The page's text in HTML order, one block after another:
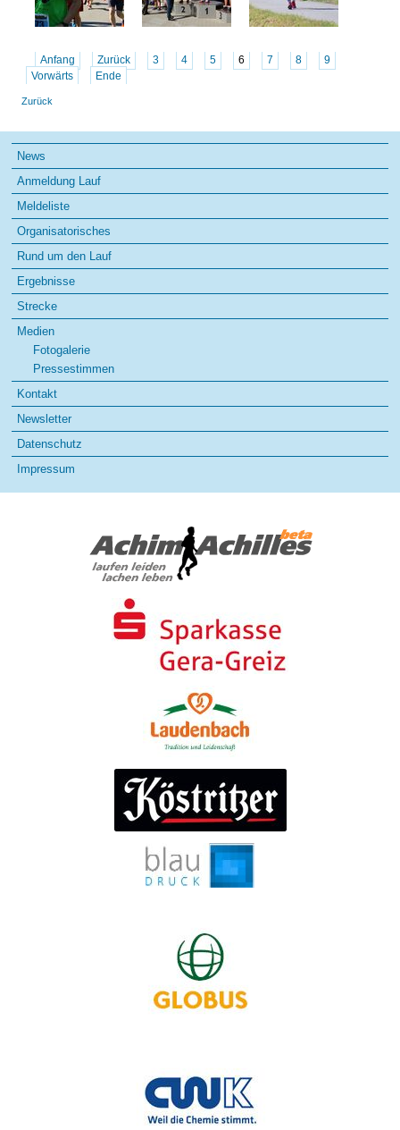
Anfang Zurück 3 4 5 6 7 8
9
Vorwärts
Ende
Zurück
Navigation
überspringen
News
Anmeldung Lauf
Meldeliste
Organisatorisches
Rund um den Lauf
Ergebnisse
Strecke
Medien
Fotogalerie
Pressestimmen
Kontakt
Newsletter
Datenschutz
Impressum